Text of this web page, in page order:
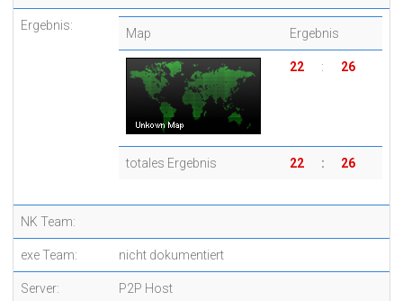
Ergebnis:
Map Ergebnis
22 : 26
totales Ergebnis 22 : 26
NK Team:
exe Team: nicht dokumentiert
Server: P2P Host